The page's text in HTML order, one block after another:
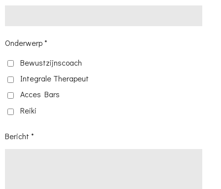
Onderwerp *
Bewustzijnscoach
Integrale Therapeut
Acces Bars
Reiki
Bericht *